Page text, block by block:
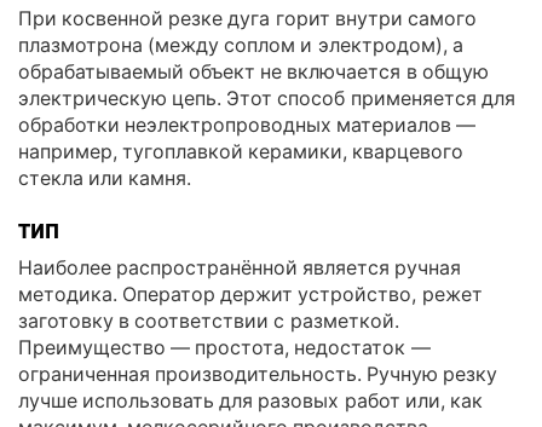
При косвенной резке дуга горит внутри самого
плазмотрона (между соплом и электродом), а
обрабатываемый объект не включается в общую
электрическую цепь. Этот способ применяется для
обработки неэлектропроводных материалов —
например, тугоплавкой керамики, кварцевого
стекла или камня.
ТИП
Наиболее распространённой является ручная
методика. Оператор держит устройство, режет
заготовку в соответствии с разметкой.
Преимущество — простота, недостаток —
ограниченная производительность. Ручную резку
лучше использовать для разовых работ или, как